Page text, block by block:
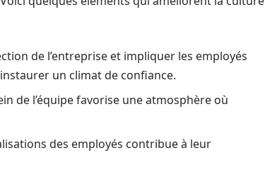
de l’entreprise et impliquer les employés
un climat de confiance.
de l’équipe favorise une atmosphère où
des employés contribue à leur